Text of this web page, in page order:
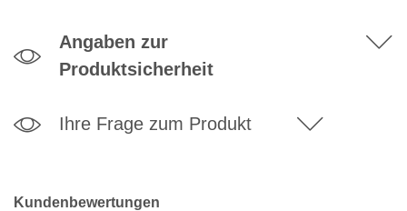
Angaben zur
Produktsicherheit
Ihre Frage zum Produkt
Kundenbewertungen